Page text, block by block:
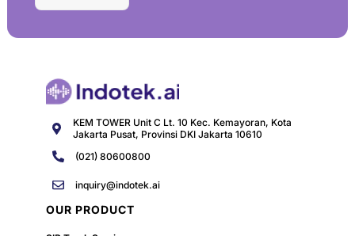
KEM TOWER Unit C Lt. 10 Kec. Kemayoran, Kota
Jakarta Pusat, Provinsi DKI Jakarta 10610
(021) 80600800
inquiry@indotek.ai
OUR PRODUCT